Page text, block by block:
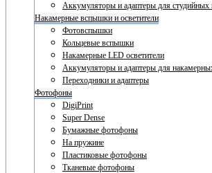
Аккумуляторы и адаптеры для
Накамерные вспышки и осветители
Фотовспышки
Кольцевые вспышки
Накамерные LED осветители
Аккумуляторы и адаптеры для
Переходники и адаптеры
Фотофоны
DigiPrint
Super Dense
Бумажные фотофоны
На пружине
Пластиковые фотофоны
Тканевые фотофоны